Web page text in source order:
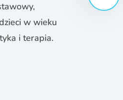
w wieku
i terapia.